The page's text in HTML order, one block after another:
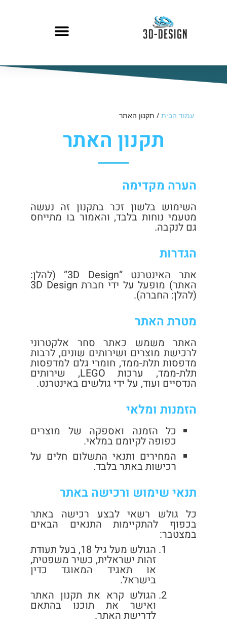
עמוד הבית / תקנון האתר
תקנון האתר
הערה מקדימה
השימוש בלשון זכר בתקנון זה נעשה
מטעמי נוחות בלבד, והאמור בו מתייחס
גם לנקבה.
הגדרות
אתר האינטרנט “3D Design” (להלן:
האתר) מופעל על ידי חברת 3D Design
(להלן: החברה).
מטרת האתר
האתר משמש כאתר סחר אלקטרוני
לרכישת מוצרים ושירותים שונים, לרבות
מדפסות תלת-ממד, חומרי גלם למדפסות
תלת-ממד, ערכות LEGO, שירותים
הנדסיים ועוד, על ידי גולשים באינטרנט.
הזמנות ומלאי
כל הזמנה ואספקה של מוצרים
כפופה לקיומם במלאי.
המחירים ותנאי התשלום חלים על
רכישות באתר בלבד.
תנאי שימוש ורכישה באתר
כל גולש רשאי לבצע רכישה באתר
בכפוף להתקיימות התנאים הבאים
במצטבר:
הגולש מעל גיל 18, בעל תעודת
זהות ישראלית, כשיר משפטית,
או תאגיד המאוגד כדין
בישראל.
הגולש קרא את תקנון האתר
ואישר את תוכנו בהתאם
לדרישת האתר.